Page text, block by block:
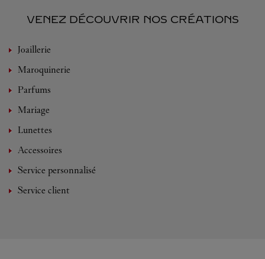
VENEZ DÉCOUVRIR NOS CRÉATIONS
Joaillerie
Maroquinerie
Parfums
Mariage
Lunettes
Accessoires
Service personnalisé
Service client